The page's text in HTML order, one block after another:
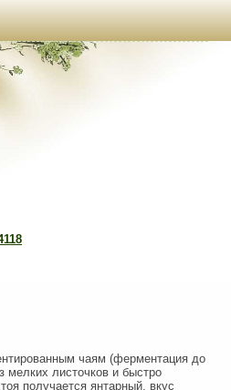
чаям (ферментация до
мелких листочков и быстро
получается янтарный, вкус